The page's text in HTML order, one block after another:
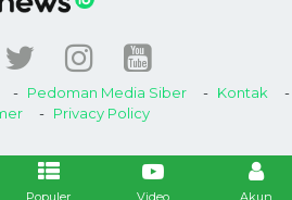
Populer Video Akun
Pedoman Media Siber
Kontak
Privacy Policy